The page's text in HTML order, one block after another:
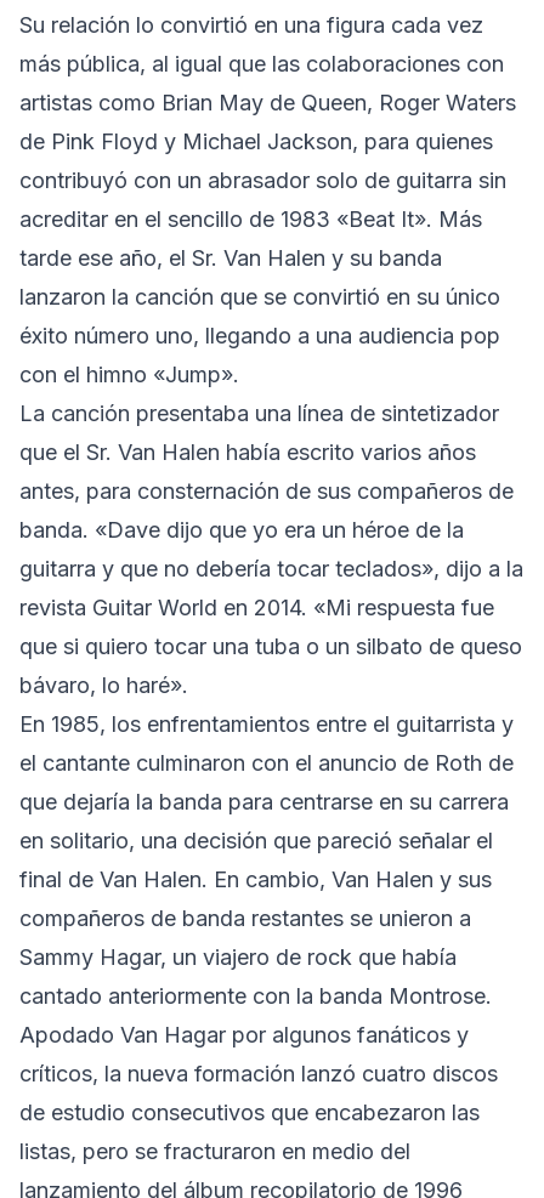
Su relación lo convirtió en una figura cada vez
más pública, al igual que las colaboraciones con
artistas como Brian May de Queen, Roger Waters
de Pink Floyd y Michael Jackson, para quienes
contribuyó con un abrasador solo de guitarra sin
acreditar en el sencillo de 1983 «Beat It». Más
tarde ese año, el Sr. Van Halen y su banda
lanzaron la canción que se convirtió en su único
éxito número uno, llegando a una audiencia pop
con el himno «Jump».
La canción presentaba una línea de sintetizador
que el Sr. Van Halen había escrito varios años
antes, para consternación de sus compañeros de
banda. «Dave dijo que yo era un héroe de la
guitarra y que no debería tocar teclados», dijo a la
revista Guitar World en 2014. «Mi respuesta fue
que si quiero tocar una tuba o un silbato de queso
bávaro, lo haré».
En 1985, los enfrentamientos entre el guitarrista y
el cantante culminaron con el anuncio de Roth de
que dejaría la banda para centrarse en su carrera
en solitario, una decisión que pareció señalar el
final de Van Halen. En cambio, Van Halen y sus
compañeros de banda restantes se unieron a
Sammy Hagar, un viajero de rock que había
cantado anteriormente con la banda Montrose.
Apodado Van Hagar por algunos fanáticos y
críticos, la nueva formación lanzó cuatro discos
de estudio consecutivos que encabezaron las
listas, pero se fracturaron en medio del
lanzamiento del álbum recopilatorio de 1996